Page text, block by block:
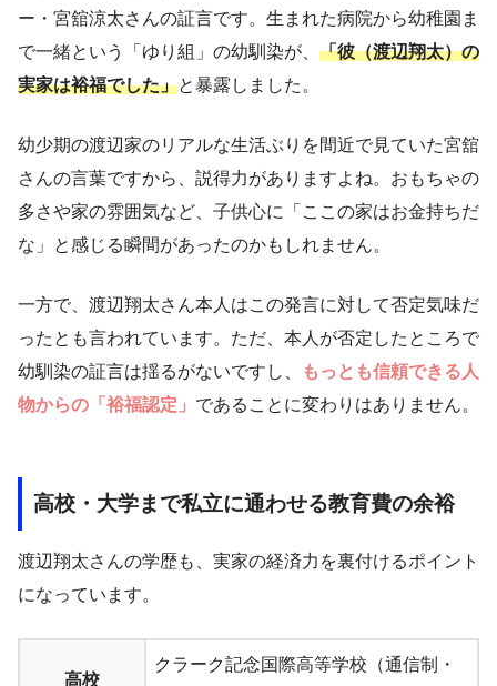
ー・宮舘涼太さんの証言です。生まれた病院から幼稚園ま
で一緒という「ゆり組」の幼馴染が、 「彼（渡辺翔太）の
実家は裕福でした」と暴露しました。
幼少期の渡辺家のリアルな生活ぶりを間近で見ていた宮舘
さんの言葉ですから、説得力がありますよね。おもちゃの
多さや家の雰囲気など、子供心に「ここの家はお金持ちだ
な」と感じる瞬間があったのかもしれません。
一方で、渡辺翔太さん本人はこの発言に対して否定気味だ
ったとも言われています。ただ、本人が否定したところで
幼馴染の証言は揺るがないですし、
もっとも信頼できる人
物からの「裕福認定」 であることに変わりはありません。
高校・大学まで私立に通わせる教育費の余裕
渡辺翔太さんの学歴も、実家の経済力を裏付けるポイント
になっています。
高校
クラーク記念国際高等学校（通信制・